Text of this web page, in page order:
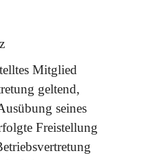
Mitglied
geltend,
seines
Freistellung